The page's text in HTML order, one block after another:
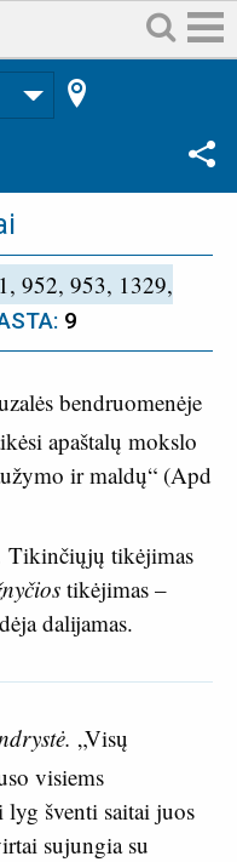
952, 953, 1329,
9
bendruomenėje
apaštalų mokslo
ir maldų“ (Apd
Tikinčiųjų tikėjimas
tikėjimas –
dalijamas.
„Visų
visiems
lyg šventi saitai juos
sujungia su